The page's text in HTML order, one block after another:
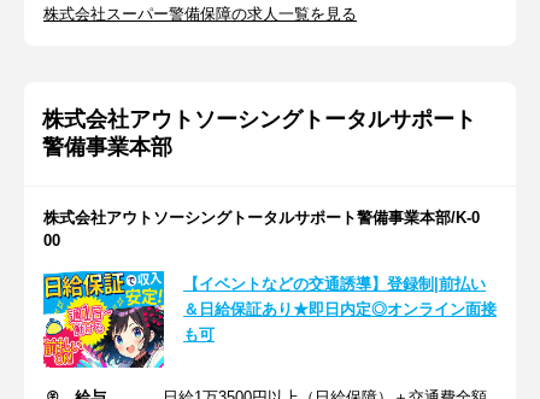
株式会社スーパー警備保障の求人一覧を見る
株式会社アウトソーシングトータルサポート
警備事業本部
株式会社アウトソーシングトータルサポート警備事業本部/K-0
00
【イベントなどの交通誘導】登録制|前払い
＆日給保証あり★即日内定◎オンライン面接
も可